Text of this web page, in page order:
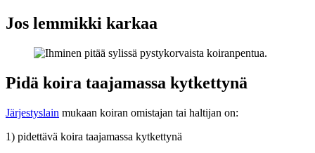
Jos lemmikki karkaa
Pidä koira taajamassa kytkettynä
Järjestyslain mukaan koiran omistajan tai haltijan on:
1) pidettävä koira taajamassa kytkettynä